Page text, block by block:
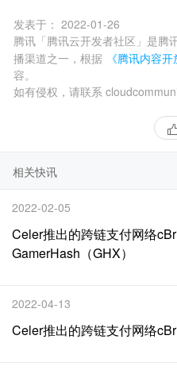
发表于： 2022-01-26
腾讯「腾讯云开发者社区」是腾
播渠道之一，根据
《腾讯内容
容。
如有侵权，请联系
相关快讯
2022-02-05
Celer推出的跨链支付网络
GamerHash（GHX）
2022-04-13
Celer推出的跨链支付网络